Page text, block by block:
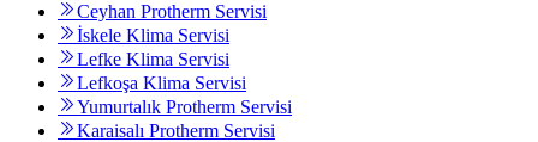
Ceyhan Protherm Servisi
İskele Klima Servisi
Lefke Klima Servisi
Lefkoşa Klima Servisi
Yumurtalık Protherm Servisi
Karaisalı Protherm Servisi